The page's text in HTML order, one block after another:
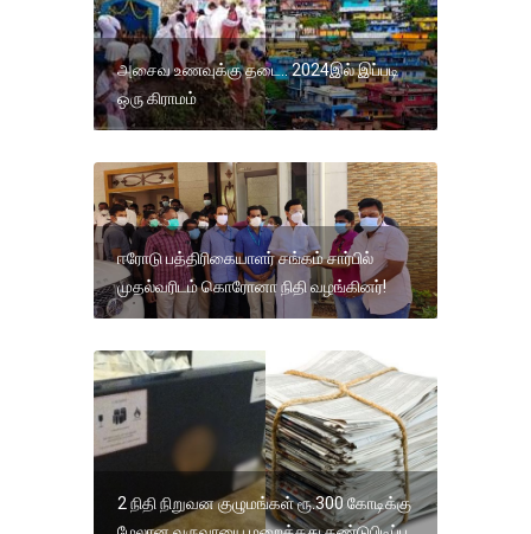
அசைவ உணவுக்கு தடை.. 2024இல் இப்படி
ஒரு கிராமம்
ஈரோடு பத்திரிகையாளர் சங்கம் சார்பில்
முதல்வரிடம் கொரோனா நிதி வழங்கினர்!
2 நிதி நிறுவன குழுமங்கள் ரூ.300 கோடிக்கு